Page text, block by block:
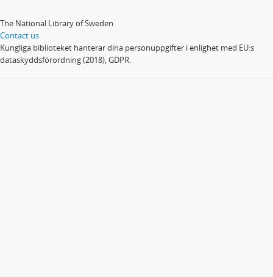
The National Library of Sweden
Contact us
Kungliga biblioteket hanterar dina personuppgifter i enlighet med EU:s
dataskyddsförordning (2018), GDPR.